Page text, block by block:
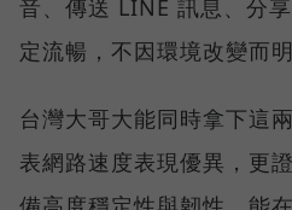
音、傳送 LINE 訊息、分
定流暢，不因環境改變而明
台灣大哥大能同時拿下這
表網路速度表現優異，更